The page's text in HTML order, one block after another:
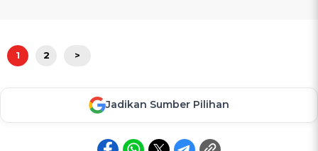
1 2 >
Jadikan Sumber Pilihan